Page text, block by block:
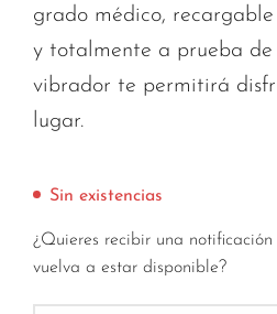
grado médico,
y totalmente a prueba de
vibrador te permitirá
lugar.
Sin existencias
¿Quieres recibir una
vuelva a estar disponible?